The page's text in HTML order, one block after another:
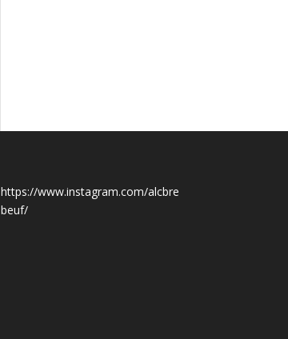
https://www.instagram.com/alcbre
beuf/